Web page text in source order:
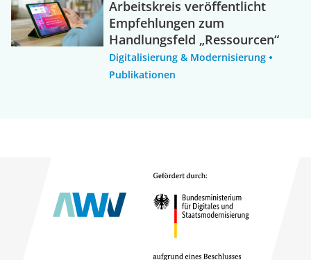
Arbeitskreis veröffentlicht
Empfehlungen zum
Handlungsfeld „Ressourcen“
Digitalisierung & Modernisierung
Publikationen